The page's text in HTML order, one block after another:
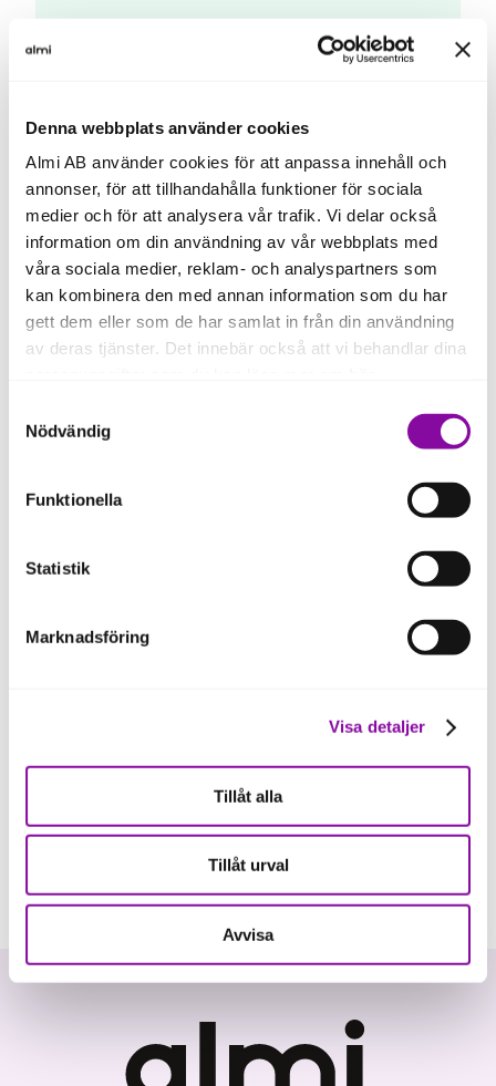
Denna webbplats använder cookies
Almi AB använder cookies för att anpassa innehåll och
annonser, för att tillhandahålla funktioner för sociala
medier och för att analysera vår trafik. Vi delar också
information om din användning av vår webbplats med
våra sociala medier, reklam- och analyspartners som
kan kombinera den med annan information som du har
gett dem eller som de har samlat in från din användning
av deras tjänster. Det innebär också att vi behandlar dina
Om du klickar på avvisa kommer användning av kakor
eller delning av information enligt ovan, inte att ske,
förutom för kakor som är nödvändiga för att hemsidan
ska fungera se mer under inställningar.
Nödvändig
Funktionella
Statistik
Marknadsföring
Visa detaljer
Tillåt alla
Tillåt urval
Avvisa
Bolagets namn
Mailadress